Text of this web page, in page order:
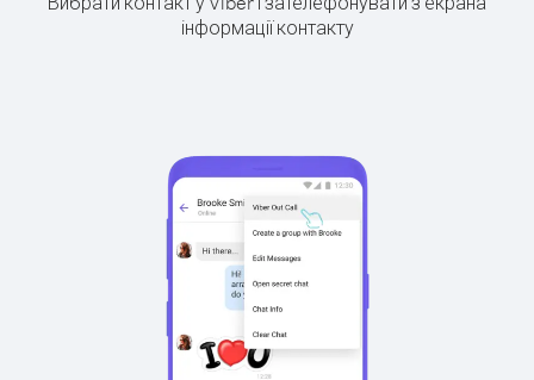
інформації контакту